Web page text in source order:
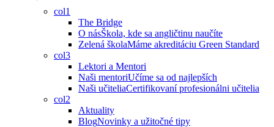
col1
The Bridge
O násŠkola, kde sa angličtinu naučíte
Zelená školaMáme akreditáciu Green Standard
col3
Lektori a Mentori
Naši mentoriUčíme sa od najlepších
Naši učiteliaCertifikovaní profesionálni učitelia
col2
Aktuality
BlogNovinky a užitočné tipy